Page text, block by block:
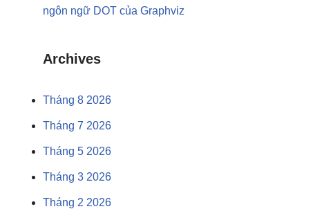
ngôn ngữ DOT của Graphviz
Archives
Tháng 8 2026
Tháng 7 2026
Tháng 5 2026
Tháng 3 2026
Tháng 2 2026